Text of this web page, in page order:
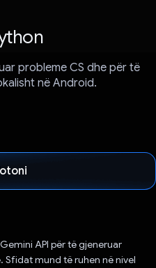
probleme CS dhe për të
në Android.
API për të gjeneruar
Sfidat mund të ruhen në nivel